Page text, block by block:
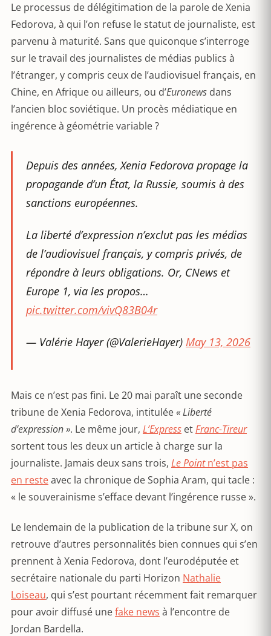
Le processus de délégitimation de la parole de Xenia
Fedorova, à qui l’on refuse le statut de journaliste, est
parvenu à maturité. Sans que quiconque s’interroge
sur le travail des journalistes de médias publics à
l’étranger, y compris ceux de l’audiovisuel français, en
Chine, en Afrique ou ailleurs, ou d’Euronews dans
l’ancien bloc soviétique. Un procès médiatique en
ingérence à géométrie variable ?
Depuis des années, Xenia Fedorova propage la
propagande d’un État, la Russie, soumis à des
sanctions européennes.
La liberté d’expression n’exclut pas les médias
de l’audiovisuel français, y compris privés, de
répondre à leurs obligations. Or, CNews et
Europe 1, via les propos…
pic.twitter.com/vivQ83B04r
— Valérie Hayer (@ValerieHayer) May 13, 2026
Mais ce n’est pas fini. Le 20 mai paraît une seconde
tribune de Xenia Fedorova, intitulée« Liberté
d’expression ». Le même jour, L’Express etFranc-Tireur
sortent tous les deux un article à charge sur la
journaliste. Jamais deux sans trois, Le Pointn’est pas
en resteavec la chronique de Sophia Aram, qui tacle :
« le souverainisme s’efface devant l’ingérence russe ».
Le lendemain de la publication de la tribune sur X, on
retrouve d’autres personnalités bien connues qui s’en
prennent à Xenia Fedorova, dont l’eurodéputée et
secrétaire nationale du parti Horizon Nathalie
Loiseau, qui s’est pourtant récemment fait remarquer
pour avoir diffusé unefake news à l’encontre de
Jordan Bardella.